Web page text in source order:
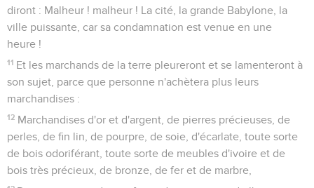
diront : Malheur ! malheur ! La cité, la grande Babylone, la
ville puissante, car sa condamnation est venue en une
heure !
11 Et les marchands de la terre pleureront et se lamenteront à
son sujet, parce que personne n'achètera plus leurs
marchandises :
12 Marchandises d'or et d'argent, de pierres précieuses, de
perles, de fin lin, de pourpre, de soie, d'écarlate, toute sorte
de bois odoriférant, toute sorte de meubles d'ivoire et de
bois très précieux, de bronze, de fer et de marbre,